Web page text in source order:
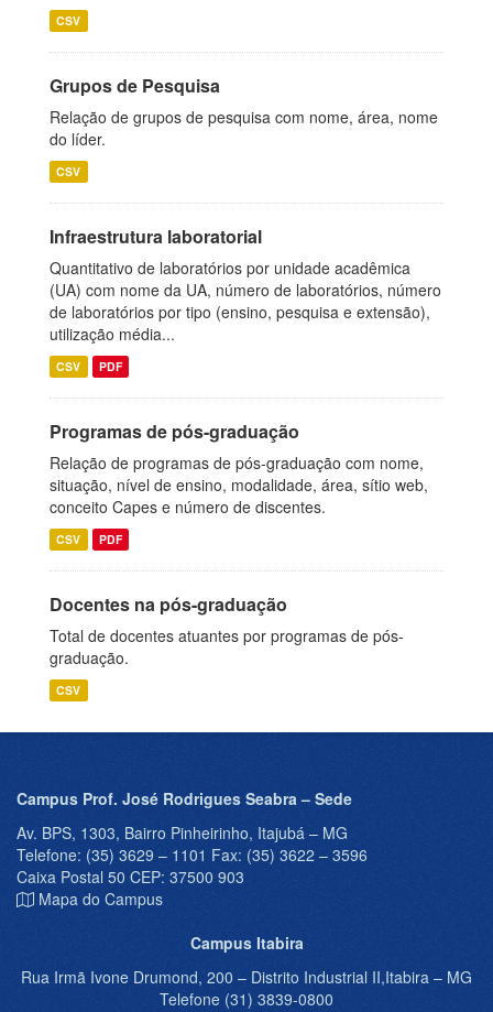
CSV
Grupos de Pesquisa
Relação de grupos de pesquisa com nome, área, nome
do líder.
CSV
Infraestrutura laboratorial
Quantitativo de laboratórios por unidade acadêmica
(UA) com nome da UA, número de laboratórios, número
de laboratórios por tipo (ensino, pesquisa e extensão),
utilização média...
CSV PDF
Programas de pós-graduação
Relação de programas de pós-graduação com nome,
situação, nível de ensino, modalidade, área, sítio web,
conceito Capes e número de discentes.
CSV PDF
Docentes na pós-graduação
Total de docentes atuantes por programas de pós-
graduação.
CSV
Campus Prof. José Rodrigues Seabra – Sede
Av. BPS, 1303, Bairro Pinheirinho, Itajubá – MG
Telefone: (35) 3629 – 1101 Fax: (35) 3622 – 3596
Caixa Postal 50 CEP: 37500 903
Mapa do Campus
Campus Itabira
Rua Irmã Ivone Drumond, 200 – Distrito Industrial II,Itabira – MG
Telefone (31) 3839-0800